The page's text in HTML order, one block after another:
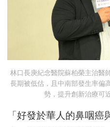
林口長庚紀念醫院蘇柏榮主治醫
長期被低估，且中南部發生率偏
勢，提升創新治療可
「好發於華人的鼻咽癌